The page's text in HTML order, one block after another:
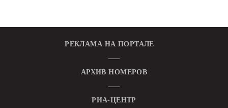
РЕКЛАМА НА ПОРТАЛЕ
АРХИВ НОМЕРОВ
РИА-ЦЕНТР